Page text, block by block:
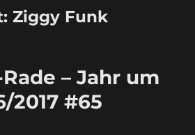
Ziggy Funk
– Jahr um
2017 #65